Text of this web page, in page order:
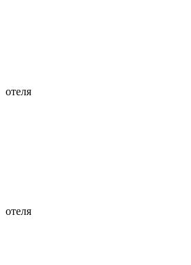
отеля
отеля